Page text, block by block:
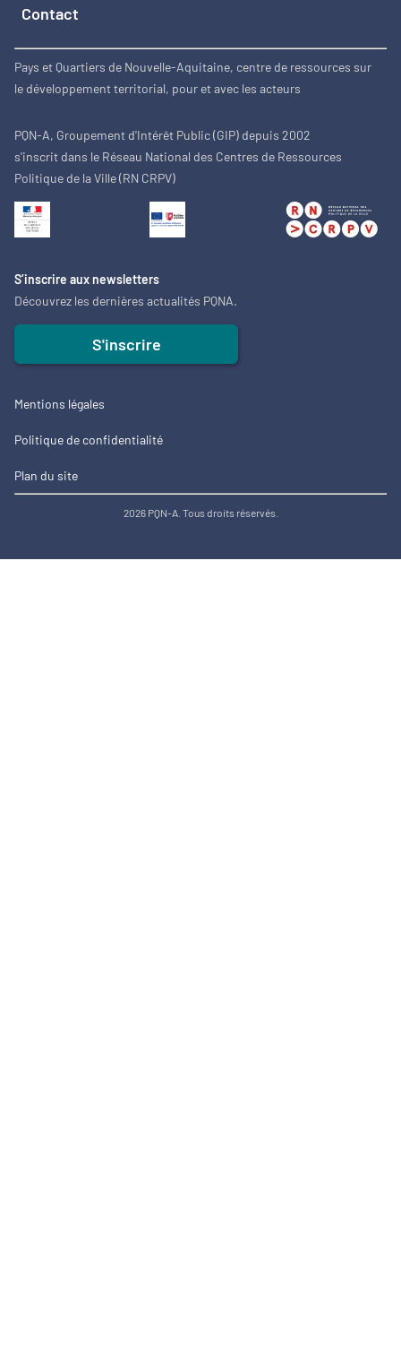
Contact
Pays et Quartiers de Nouvelle-Aquitaine, centre de ressources sur
le développement territorial, pour et avec les acteurs
PQN-A, Groupement d'Intérêt Public (GIP) depuis 2002
s'inscrit dans le Réseau National des Centres de Ressources
Politique de la Ville (RN CRPV)
S’inscrire aux newsletters
Découvrez les dernières actualités PQNA.
S'inscrire
Mentions légales
Politique de confidentialité
Plan du site
2026 PQN-A. Tous droits réservés.